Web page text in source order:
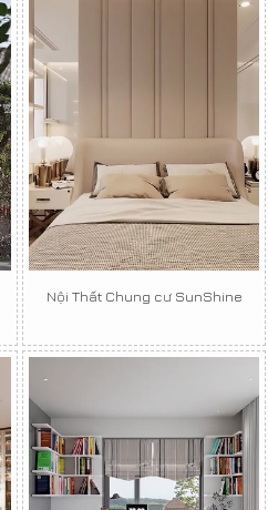
Nội Thất Chung cư SunShine